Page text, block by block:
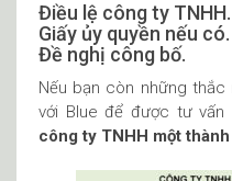
Điều lệ công ty TNHH.
Giấy ủy quyền nếu có.
Đề nghị công bố.
Nếu bạn còn những
với Blue để được tư vấn
công ty TNHH một